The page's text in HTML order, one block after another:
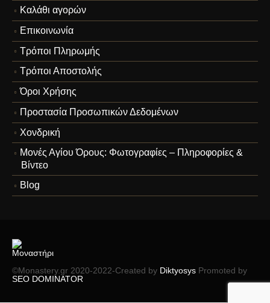
Καλάθι αγορών
Επικοινωνία
Τρόποι Πληρωμής
Τρόποι Αποστολής
Όροι Χρήσης
Προστασία Προσωπικών Δεδομένων
Χονδρική
Μονές Αγίου Όρους: Φωτογραφίες – Πληροφορίες &
Βίντεο
Blog
©Monastery.gr 2020-2022-Created by Diktyosys Promoted by
SEO DOMINATOR